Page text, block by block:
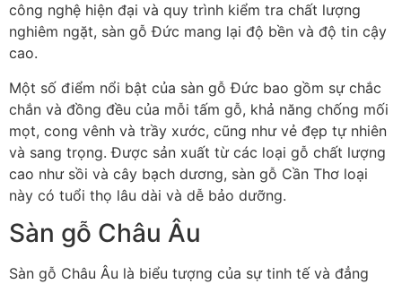
công nghệ hiện đại và quy trình kiểm tra chất lượng
nghiêm ngặt, sàn gỗ Đức mang lại độ bền và độ tin cậy
cao.
Một số điểm nổi bật của sàn gỗ Đức bao gồm sự chắc
chắn và đồng đều của mỗi tấm gỗ, khả năng chống mối
mọt, cong vênh và trầy xước, cũng như vẻ đẹp tự nhiên
và sang trọng. Được sản xuất từ các loại gỗ chất lượng
cao như sồi và cây bạch dương, sàn gỗ Cần Thơ loại
này có tuổi thọ lâu dài và dễ bảo dưỡng.
Sàn gỗ Châu Âu
Sàn gỗ Châu Âu là biểu tượng của sự tinh tế và đẳng